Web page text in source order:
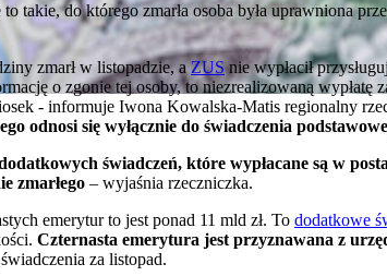
takie, do którego zmarła osoba była uprawniona
zmarł w listopadzie, aZUS nie wypłacił
o zgonie tej osoby, to niezrealizowaną wypłatę
- informuje Iwona Kowalska-Matis regionalny
odnosi się wyłącznie do świadczenia
świadczeń, które wypłacane są w
zmarłego – wyjaśnia rzeczniczka.
emerytur to jest ponad 11 mld zł. To dodatkowe
Czternasta emerytura jest przyznawana z
za listopad.